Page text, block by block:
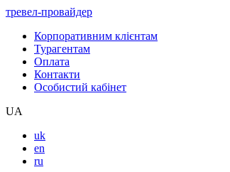
тревел-провайдер
Корпоративним клієнтам
Турагентам
Оплата
Контакти
Особистий кабінет
UA
uk
en
ru